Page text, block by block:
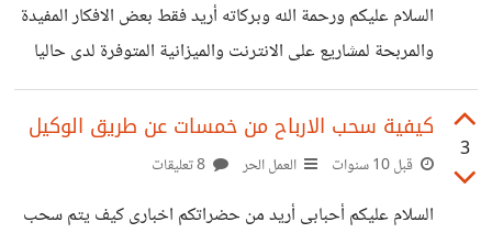
السلام عليكم ورحمة الله وبركاته أريد فقط بعض الافكار المفيدة
والمربحة لمشاريع على الانترنت والميزانية المتوفرة لدى حاليا
1000$ و يا حبذا لو كانت افكار جديدة أو مستوحاة من فكرة
اجنبية بشكل مختلف وشاكر لكم كثيرا ^_^
3
كيفية سحب الارباح من خمسات عن طريق الوكيل
قبل 10 سنوات العمل الحر
السلام عليكم أحبابى أريد من حضراتكم اخبارى كيف يتم سحب